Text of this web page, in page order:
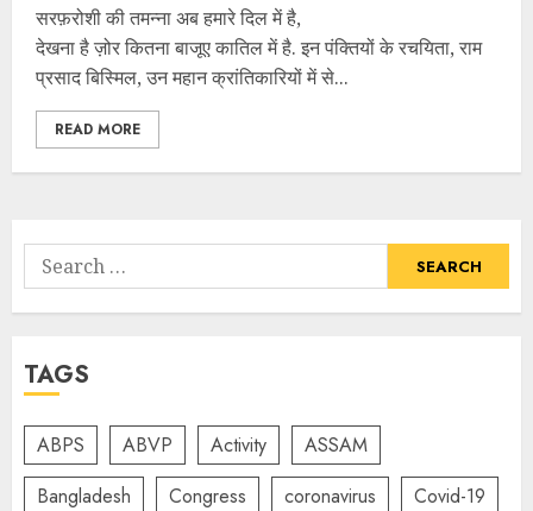
सरफ़रोशी की तमन्ना अब हमारे दिल में है,
देखना है ज़ोर कितना बाजूए कातिल में है. इन पंक्तियों के रचयिता, राम
प्रसाद बिस्मिल, उन महान क्रांतिकारियों में से...
READ MORE
Search
for:
TAGS
ABPS ABVP Activity
ASSAM
Bangladesh
Congress coronavirus
Covid-19